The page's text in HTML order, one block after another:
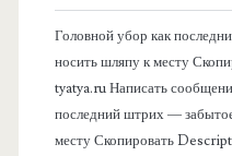
Головной убор как
носить шляпу к месту
tyatya.ru Написать
последний штрих —
месту Скопировать